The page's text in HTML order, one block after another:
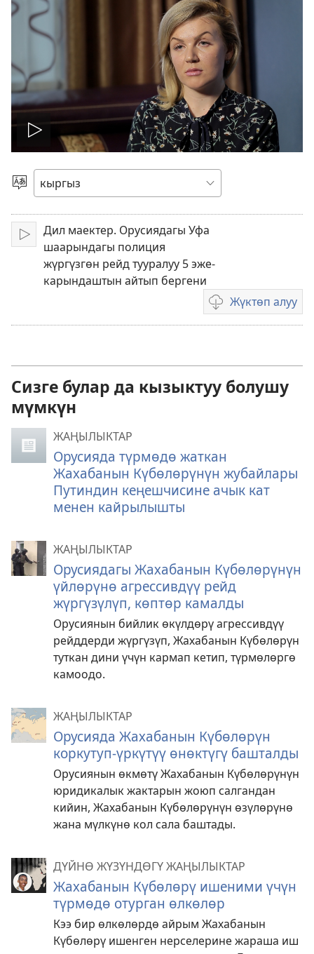
Видеону
ойнотуу
Тилди
тандаңыз
Ойнотуу
Дил маектер. Орусиядагы Уфа
шаарындагы полиция
жүргүзгөн рейд тууралуу 5 эже-
карындаштын айтып бергени
Жүктөп алуу
Видеону
жүктөп
Сизге булар да кызыктуу болушу
мүмкүн
ЖАҢЫЛЫКТАР
Орусияда түрмөдө жаткан
Жахабанын Күбөлөрүнүн жубайлары
Путиндин кеңешчисине ачык кат
менен кайрылышты
ЖАҢЫЛЫКТАР
Орусиядагы Жахабанын Күбөлөрүнүн
үйлөрүнө агрессивдүү рейд
жүргүзүлүп, көптөр камалды
Орусиянын бийлик өкүлдөрү агрессивдүү
рейддерди жүргүзүп, Жахабанын Күбөлөрүн
туткан дини үчүн кармап кетип, түрмөлөргө
камоодо.
ЖАҢЫЛЫКТАР
Орусияда Жахабанын Күбөлөрүн
коркутуп-үркүтүү өнөктүгү башталды
Орусиянын өкмөтү Жахабанын Күбөлөрүнүн
юридикалык жактарын жоюп салгандан
кийин, Жахабанын Күбөлөрүнүн өзүлөрүнө
жана мүлкүнө кол сала баштады.
ДҮЙНӨ ЖҮЗҮНДӨГҮ ЖАҢЫЛЫКТАР
Жахабанын Күбөлөрү ишеними үчүн
түрмөдө отурган өлкөлөр
Кээ бир өлкөлөрдө айрым Жахабанын
Күбөлөрү ишенген нерселерине жараша иш